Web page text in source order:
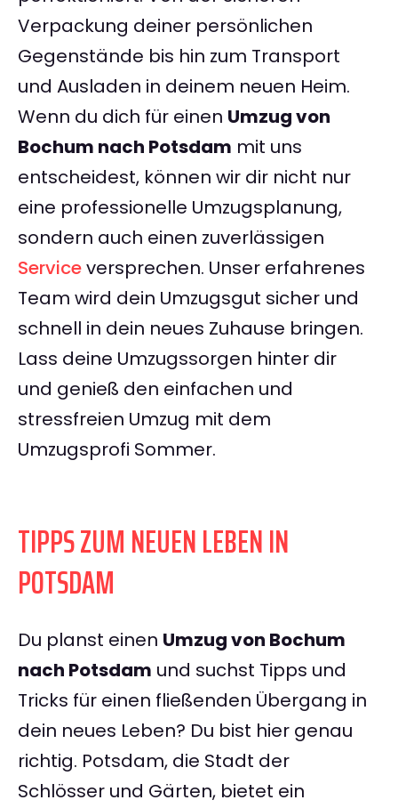
Verpackung deiner persönlichen
Gegenstände bis hin zum Transport
und Ausladen in deinem neuen Heim.
Wenn du dich für einen Umzug von
Bochum nach Potsdam mit uns
entscheidest, können wir dir nicht nur
eine professionelle Umzugsplanung,
sondern auch einen zuverlässigen
Serviceversprechen. Unser erfahrenes
Team wird dein Umzugsgut sicher und
schnell in dein neues Zuhause bringen.
Lass deine Umzugssorgen hinter dir
und genieß den einfachen und
stressfreien Umzug mit dem
Umzugsprofi Sommer.
TIPPS ZUM NEUEN LEBEN IN
POTSDAM
Du planst einen Umzug von Bochum
nach Potsdam und suchst Tipps und
Tricks für einen fließenden Übergang in
dein neues Leben? Du bist hier genau
richtig. Potsdam, die Stadt der
Schlösser und Gärten, bietet ein